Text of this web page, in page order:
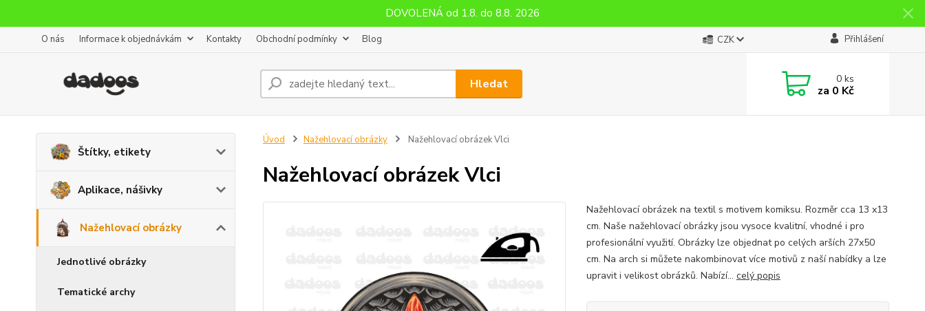
DOVOLENÁ od 1.8. do 8.8. 2026
O nás Informace k objednávkám Kontakty Obchodní podmínky Blog CZK Přihlášení
Hledat 0ks
za 0 Kč
Štítky, etikety
Aplikace, nášivky
Nažehlovací obrázky
Jednotlivé obrázky
Tematické archy
Úvod Nažehlovací obrázky Nažehlovací obrázek Vlci
Nažehlovací obrázek Vlci
Nažehlovací obrázek na textil s motivem komiksu. Rozměr cca 13 x13
cm. Naše nažehlovací obrázky jsou vysoce kvalitní, vhodné i pro
profesionální využití. Obrázky lze objednat po celých arších 27x50
cm. Na arch si můžete nakombinovat více motivů z naší nabídky a lze
upravit i velikost obrázků. Nabízí... celý popis